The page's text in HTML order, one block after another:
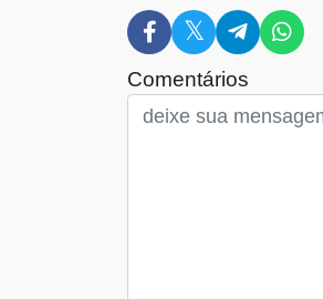
Comentários